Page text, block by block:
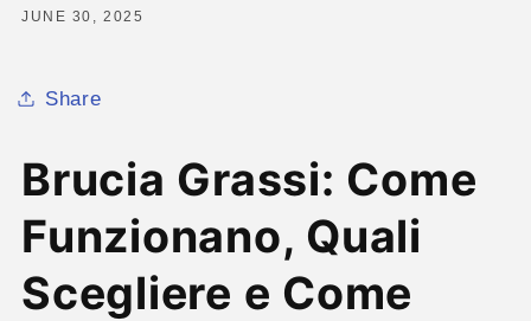
JUNE 30, 2025
Share
Brucia Grassi: Come
Funzionano, Quali
Scegliere e Come